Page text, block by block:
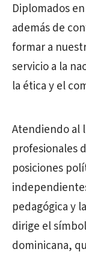
Diplomados
además de
formar a
servicio a la
la ética y el
Atendiendo al
profesionales
posiciones
pedagógica y
dirige el
dominicana,